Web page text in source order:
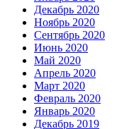
Декабрь 2020
Ноябрь 2020
Сентябрь 2020
Июнь 2020
Май 2020
Апрель 2020
Март 2020
Февраль 2020
Январь 2020
Декабрь 2019